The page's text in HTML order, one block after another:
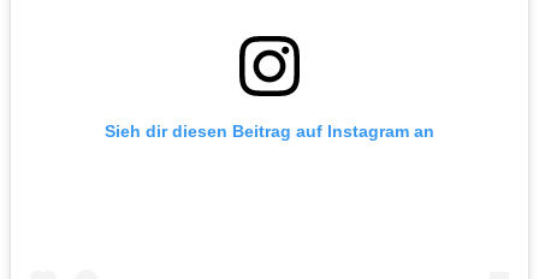
Sieh dir diesen Beitrag auf Instagram an